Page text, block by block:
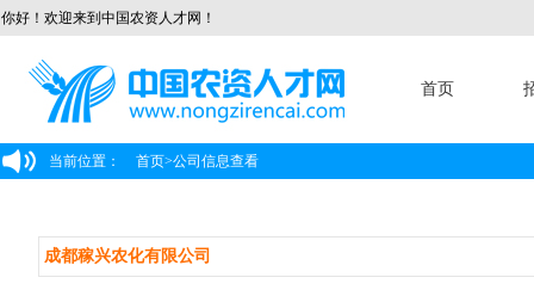
你好！欢迎来到中国农资人才网！
首页
当前位置： 首页>公司信息查看
成都稼兴农化有限公司